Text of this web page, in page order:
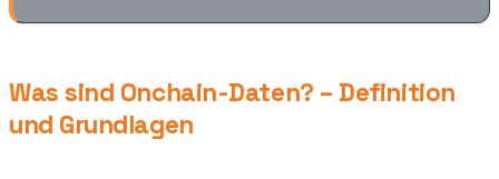
Was sind Onchain-Daten? – Definition
und Grundlagen